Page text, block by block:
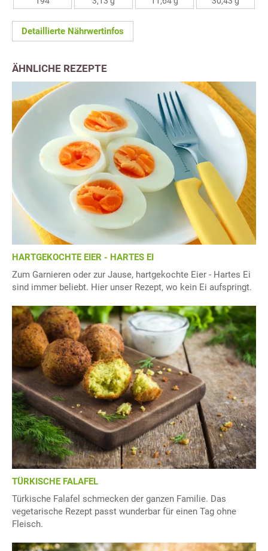
Detaillierte Nährwertinfos
ÄHNLICHE REZEPTE
HARTGEKOCHTE EIER - HARTES EI
Zum Garnieren oder zur Jause, hartgekochte Eier - Hartes Ei
sind immer beliebt. Hier unser Rezept, wo kein Ei aufspringt.
TÜRKISCHE FALAFEL
Türkische Falafel schmecken der ganzen Familie. Das
vegetarische Rezept passt wunderbar für einen Tag ohne
Fleisch.